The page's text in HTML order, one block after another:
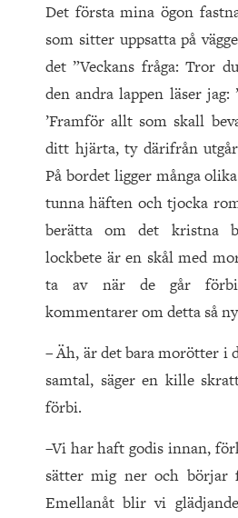
Det första mina ögon
som sitter uppsatta på
det ”Veckans fråga: Tror
den andra lappen läser jag:
’Framför allt som skall
ditt hjärta, ty därifrån utgår
På bordet ligger många
tunna häften och tjocka
berätta om det kristna
lockbete är en skål med
ta av när de går
kommentarer om detta så
– Äh, är det bara morötter i
samtal, säger en kille
förbi.
–Vi har haft godis innan,
sätter mig ner och börjar
Emellanåt blir vi